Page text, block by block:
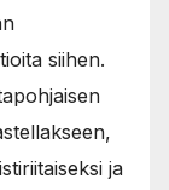
siihen.
ja